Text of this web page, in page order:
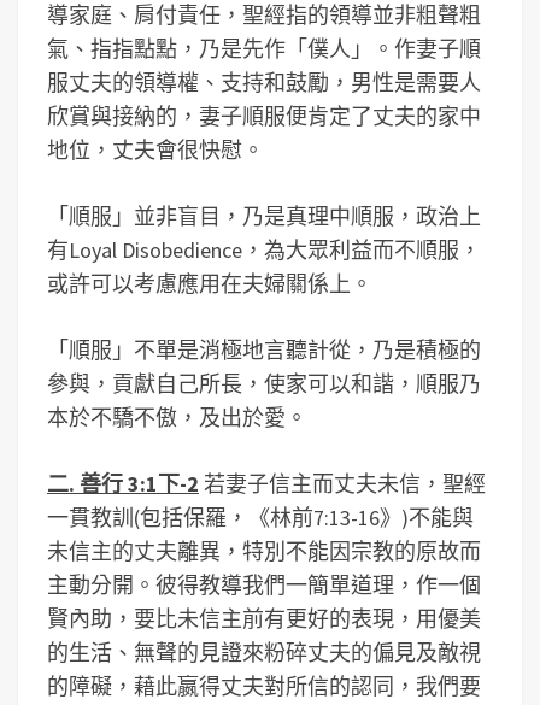
導家庭、肩付責任，聖經指的領導並非粗聲粗
氣、指指點點，乃是先作「僕人」。作妻子順
服丈夫的領導權、支持和鼓勵，男性是需要人
欣賞與接納的，妻子順服便肯定了丈夫的家中
地位，丈夫會很快慰。
「順服」並非盲目，乃是真理中順服，政治上
有Loyal Disobedience，為大眾利益而不順服，
或許可以考慮應用在夫婦關係上。
「順服」不單是消極地言聽計從，乃是積極的
參與，貢獻自己所長，使家可以和諧，順服乃
本於不驕不傲，及出於愛。
二. 善行 3:1下-2 若妻子信主而丈夫未信，聖經
一貫教訓(包括保羅，《林前7:13-16》)不能與
未信主的丈夫離異，特別不能因宗教的原故而
主動分開。彼得教導我們一簡單道理，作一個
賢內助，要比未信主前有更好的表現，用優美
的生活、無聲的見證來粉碎丈夫的偏見及敵視
的障礙，藉此嬴得丈夫對所信的認同，我們要